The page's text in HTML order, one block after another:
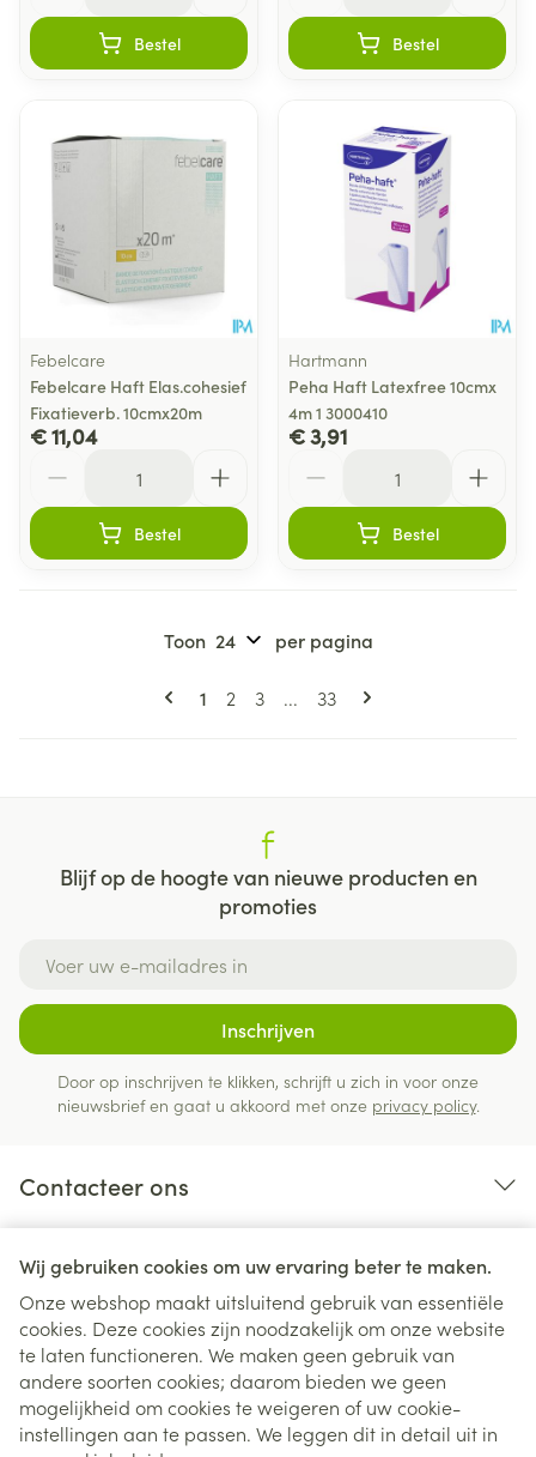
Wij gebruiken cookies om uw ervaring beter te maken.
Onze webshop maakt uitsluitend gebruik van essentiële
cookies. Deze cookies zijn noodzakelijk om onze website
te laten functioneren. We maken geen gebruik van
andere soorten cookies; daarom bieden we geen
mogelijkheid om cookies te weigeren of uw cookie-
instellingen aan te passen. We leggen dit in detail uit in
Bestel Bestel
Febelcare
Febelcare Haft Elas.cohesief
Fixatieverb. 10cmx20m
€ 11,04
Bestel
Hartmann
Peha Haft Latexfree 10cmx
4m 1 3000410
€ 3,91
Bestel
Pagina's
U lees momenteel pagina
1 Pagina
2 Pagina
3 ... Pagina
33
Toon per pagina
Blijf op de hoogte van nieuwe producten en
promoties
Inschrijven
Door op inschrijven te klikken, schrijft u zich in voor onze
nieuwsbrief en gaat u akkoord met onze privacy policy.
Contacteer ons
Juridische links